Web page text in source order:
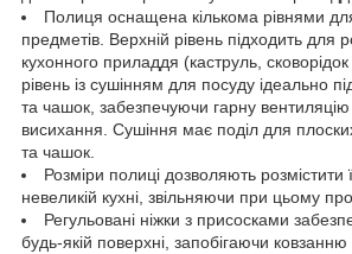
Полиця оснащена кількома рівнями
предметів. Верхній рівень підходить для
кухонного приладдя (каструль,
рівень із сушінням для посуду ідеально
та чашок, забезпечуючи гарну
висихання. Сушіння має поділ для
та чашок.
Розміри полиці дозволяють розмістити
невеликій кухні, звільняючи при цьому
Регульовані ніжки з присосками
будь-якій поверхні, запобігаючи